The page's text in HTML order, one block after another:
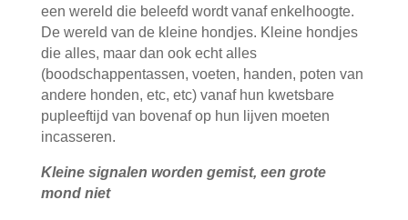
een wereld die beleefd wordt vanaf enkelhoogte.
De wereld van de kleine hondjes. Kleine hondjes
die alles, maar dan ook echt alles
(boodschappentassen, voeten, handen, poten van
andere honden, etc, etc) vanaf hun kwetsbare
pupleeftijd van bovenaf op hun lijven moeten
incasseren.
Kleine signalen worden gemist, een grote
mond niet